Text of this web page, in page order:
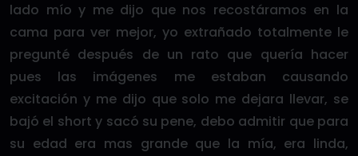
lado mío y me dijo que nos recostáramos en la
cama para ver mejor, yo extrañado totalmente le
pregunté después de un rato que quería hacer
pues las imágenes me estaban causando
excitación y me dijo que solo me dejara llevar, se
bajó el short y sacó su pene, debo admitir que para
su edad era mas grande que la mía, era linda,